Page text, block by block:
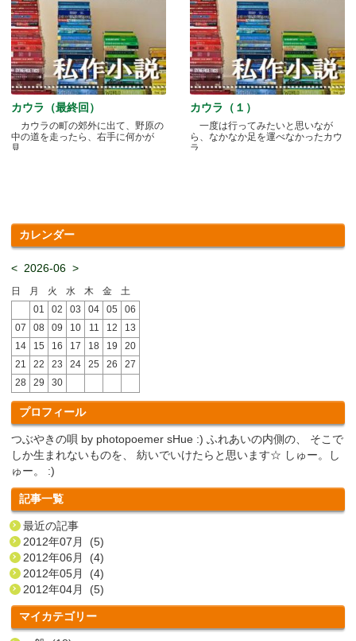
カウラ（最終回）
カウラの町の郊外に出て、野原の
中の道を走ったら、右手に何かが
見.....
カウラ（１）
一度は行ってみたいと思いなが
ら、なかなか足を運べなかったカウ
ラ.....
カレンダー
< 2026-06 >
日 月 火 水 木 金
土
01
02 03 04 05
06
07
08 09 10 11 12
13
14
15 16 17 18 19
20
21
22 23 24 25 26
27
28
29 30
プロフィール
つぶやきの唄 by photopoemer sHue :) ふれあいの内側の、 そこで
しか生まれないものを、 紡いでいけたらと思います☆ しゅー。し
ゅー。 :)
記事一覧
最近の記事
2012年07月 (5)
2012年06月 (4)
2012年05月 (4)
2012年04月 (5)
マイカテゴリー